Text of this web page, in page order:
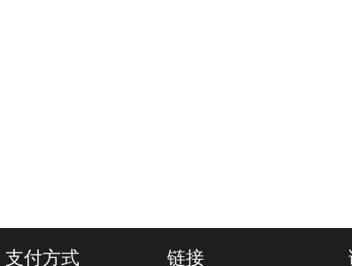
支付方式 链接